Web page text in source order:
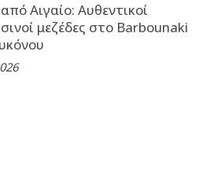
Αιγαίο: Αυθεντικοί
μεζέδες στο Barbounaki